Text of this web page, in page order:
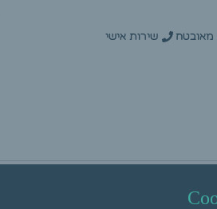
מאובטח שירות אישי